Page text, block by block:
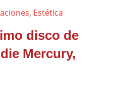
, Estética
disco de
Mercury,